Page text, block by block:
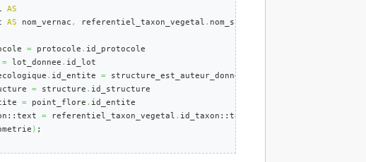
AS
AS nom_vernac , referentiel_taxon_vegetal . nom_scientifique
= protocole . id_protocole
= lot_donnee . id_lot
. id_entite = structure_est_auteur_donnee
= structure . id_structure
= point_flore . id_entite
= referentiel_taxon_vegetal . id_taxon::text
) ;